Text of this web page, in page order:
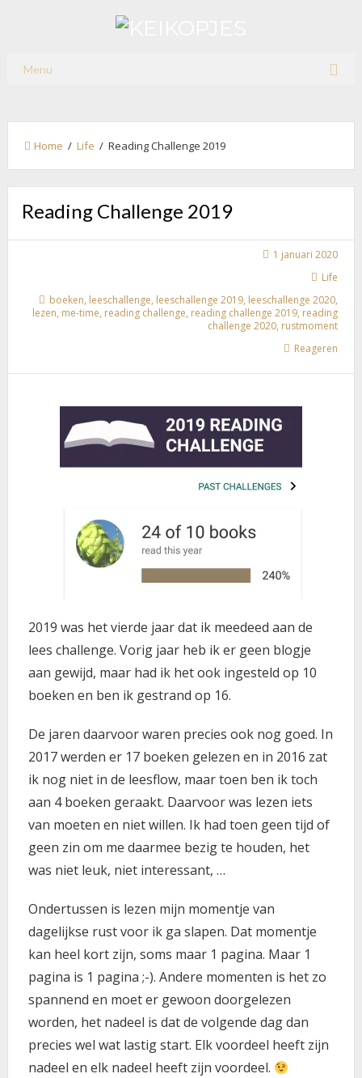
Menu
Home / Life / Reading Challenge 2019
Reading Challenge 2019
1 januari 2020
Life
boeken, leeschallenge, leeschallenge 2019, leeschallenge 2020,
lezen, me-time, reading challenge, reading challenge 2019, reading
challenge 2020, rustmoment
Reageren
2019 was het vierde jaar dat ik meedeed aan de
lees challenge. Vorig jaar heb ik er geen blogje
aan gewijd, maar had ik het ook ingesteld op 10
boeken en ben ik gestrand op 16.
De jaren daarvoor waren precies ook nog goed. In
2017 werden er 17 boeken gelezen en in 2016 zat
ik nog niet in de leesflow, maar toen ben ik toch
aan 4 boeken geraakt. Daarvoor was lezen iets
van moeten en niet willen. Ik had toen geen tijd of
geen zin om me daarmee bezig te houden, het
was niet leuk, niet interessant, …
Ondertussen is lezen mijn momentje van
dagelijkse rust voor ik ga slapen. Dat momentje
kan heel kort zijn, soms maar 1 pagina. Maar 1
pagina is 1 pagina ;-). Andere momenten is het zo
spannend en moet er gewoon doorgelezen
worden, het nadeel is dat de volgende dag dan
precies wel wat lastig start. Elk voordeel heeft zijn
nadeel en elk nadeel heeft zijn voordeel.